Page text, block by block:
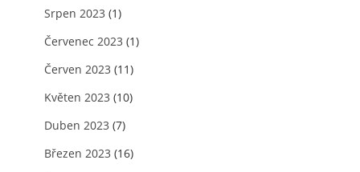
Srpen 2023 (1)
Červenec 2023 (1)
Červen 2023 (11)
Květen 2023 (10)
Duben 2023 (7)
Březen 2023 (16)